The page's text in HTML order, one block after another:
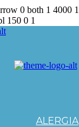
0 both 1 4000 1
150 0 1
ALERGIA